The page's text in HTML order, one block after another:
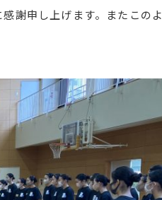
謝申し上げます。またこのよ